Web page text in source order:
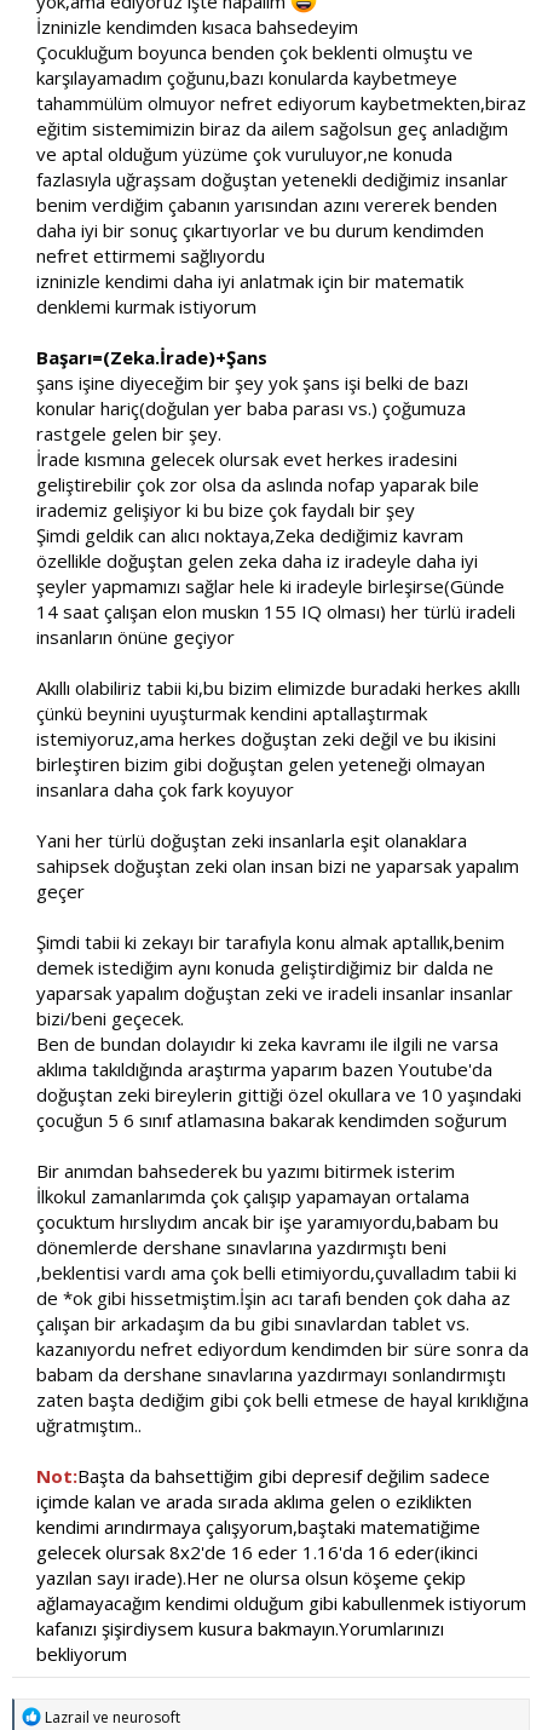
İzninizle kendimden kısaca bahsedeyim​
Çocukluğum boyunca benden çok beklenti olmuştu ve
karşılayamadım çoğunu,bazı konularda kaybetmeye
tahammülüm olmuyor nefret ediyorum kaybetmekten,biraz
eğitim sistemimizin biraz da ailem sağolsun geç anladığım
ve aptal olduğum yüzüme çok vuruluyor,ne konuda
fazlasıyla uğraşsam doğuştan yetenekli dediğimiz insanlar
benim verdiğim çabanın yarısından azını vererek benden
daha iyi bir sonuç çıkartıyorlar ve bu durum kendimden
nefret ettirmemi sağlıyordu​
izninizle kendimi daha iyi anlatmak için bir matematik
denklemi kurmak istiyorum​
Başarı=(Zeka.İrade)+Şans
şans işine diyeceğim bir şey yok şans işi belki de bazı
konular hariç(doğulan yer baba parası vs.) çoğumuza
rastgele gelen bir şey.​
İrade kısmına gelecek olursak evet herkes iradesini
geliştirebilir çok zor olsa da aslında nofap yaparak bile
irademiz gelişiyor ki bu bize çok faydalı bir şey​
Şimdi geldik can alıcı noktaya,Zeka dediğimiz kavram
özellikle doğuştan gelen zeka daha iz iradeyle daha iyi
şeyler yapmamızı sağlar hele ki iradeyle birleşirse(Günde
14 saat çalışan elon muskın 155 IQ olması) her türlü iradeli
insanların önüne geçiyor​
Akıllı olabiliriz tabii ki,bu bizim elimizde buradaki herkes akıllı
çünkü beynini uyuşturmak kendini aptallaştırmak
istemiyoruz,ama herkes doğuştan zeki değil ve bu ikisini
birleştiren bizim gibi doğuştan gelen yeteneği olmayan
insanlara daha çok fark koyuyor​
Yani her türlü doğuştan zeki insanlarla eşit olanaklara
sahipsek doğuştan zeki olan insan bizi ne yaparsak yapalım
geçer​
Şimdi tabii ki zekayı bir tarafıyla konu almak aptallık,benim
demek istediğim aynı konuda geliştirdiğimiz bir dalda ne
yaparsak yapalım doğuştan zeki ve iradeli insanlar insanlar
bizi/beni geçecek.​
Ben de bundan dolayıdır ki zeka kavramı ile ilgili ne varsa
aklıma takıldığında araştırma yaparım bazen Youtube'da
doğuştan zeki bireylerin gittiği özel okullara ve 10 yaşındaki
çocuğun 5 6 sınıf atlamasına bakarak kendimden soğurum​
Bir anımdan bahsederek bu yazımı bitirmek isterim​
İlkokul zamanlarımda çok çalışıp yapamayan ortalama
çocuktum hırslıydım ancak bir işe yaramıyordu,babam bu
dönemlerde dershane sınavlarına yazdırmıştı beni
,beklentisi vardı ama çok belli etimiyordu,çuvalladım tabii ki
de *ok gibi hissetmiştim.İşin acı tarafı benden çok daha az
çalışan bir arkadaşım da bu gibi sınavlardan tablet vs.
kazanıyordu nefret ediyordum kendimden bir süre sonra da
babam da dershane sınavlarına yazdırmayı sonlandırmıştı
zaten başta dediğim gibi çok belli etmese de hayal kırıklığına
uğratmıştım..​
Not:Başta da bahsettiğim gibi depresif değilim sadece
içimde kalan ve arada sırada aklıma gelen o eziklikten
kendimi arındırmaya çalışyorum,baştaki matematiğime
gelecek olursak 8x2'de 16 eder 1.16'da 16 eder(ikinci
yazılan sayı irade).Her ne olursa olsun köşeme çekip
ağlamayacağım kendimi olduğum gibi kabullenmek istiyorum
kafanızı şişirdiysem kusura bakmayın.Yorumlarınızı
bekliyorum
TLazrail ve neurosoft